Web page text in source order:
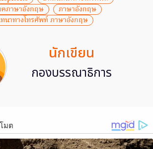
คภาษาอังกฤษ
ภาษาอังกฤษ
นาทางโทรศัพท์ ภาษาอังกฤษ
นักเขียน
กองบรรณาธิการ
มต